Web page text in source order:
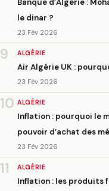
Banque d’Algérie :
le dinar ?
23 Fév 2026
9 ALGÉRIE
Air Algérie UK :
23 Fév 2026
10 ALGÉRIE
Inflation : pourquoi le
pouvoir d’achat des
23 Fév 2026
11 ALGÉRIE
Inflation : les produits